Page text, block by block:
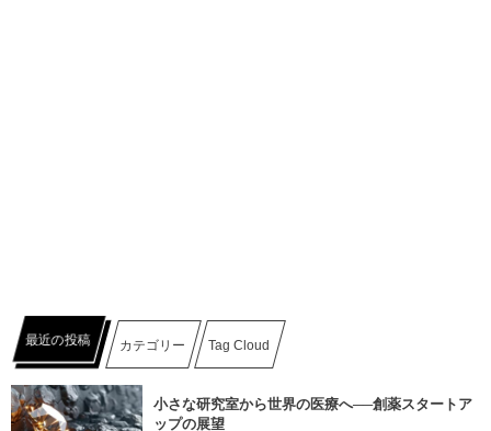
最近の投稿 カテゴリー Tag Cloud
小さな研究室から世界の医療へ──創薬スタートア
ップの展望